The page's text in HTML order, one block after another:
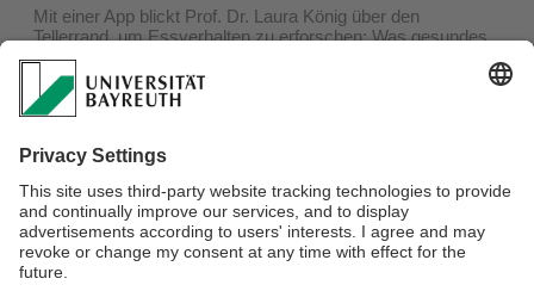
Mit einer App blickt Prof. Dr. Laura König über den
Tellerrand, um Essverhalten zu erforschen: Was gesundes
Essen ist, liegt auf der Hand - wie Anreize entstehen, dass
Menschen auch tatsächlich gesündere Nahrungsmittel
verspeisen, untersucht die Wissenschaftlerin an der
Universität Bayreuth. Den richtigen Platz für ihre Forschung
König am neuen Campus Kulmbach in der Metropolregion
Die vollständige Pressemitteilung finden Sie hier.
Hier geht´s zum Podcast "Ernährungswissenschaft auf dem